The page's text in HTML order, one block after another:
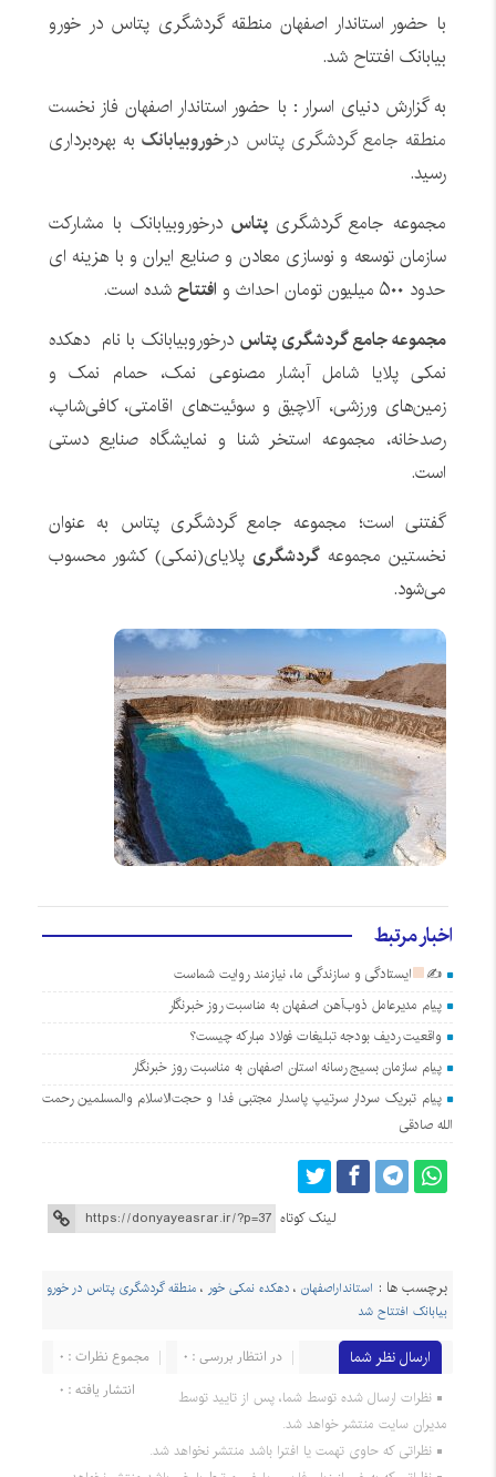
با حضور استاندار اصفهان منطقه گردشگری پتاس در خورو
بیابانک افتتاح شد.
به گزارش دنیای اسرار : با حضور استاندار اصفهان فاز نخست
منطقه جامع گردشگری پتاس درخوروبیابانک به بهره‌برداری
رسید.
مجموعه جامع گردشگریپتاس درخوروبیابانک با مشارکت
سازمان توسعه و نوسازی معادن و صنایع ایران و با هزینه ای
حدود ۵۰۰ میلیون تومان احداث و
افتتاحشده است.
مجموعه جامع گردشگری پتاس درخوروبیابانک با نام دهکده
نمکی پلایا شامل آبشار مصنوعی نمک، حمام نمک و
زمین‌های ورزشی، آلاچیق و سوئیت‌های اقامتی، کافی‌شاپ،
رصدخانه، مجموعه استخر شنا و نمایشگاه صنایع دستی
است.
گفتنی است؛ مجموعه جامع گردشگری پتاس به عنوان
نخستین مجموعهگردشگری پلایای(نمکی) کشور محسوب
می‌شود.
اخبار مرتبط
✍
ایستادگی و سازندگی ما، نیازمند روایت شماست
پیام مدیرعامل ذوب‌آهن اصفهان به مناسبت روز خبرنگار
واقعیت ردیف بودجه تبلیغات فولاد مبارکه چیست؟
پیام سازمان بسیج رسانه استان اصفهان به مناسبت روز خبرنگار
پیام تبریک سردار سرتیپ پاسدار مجتبی فدا و حجت‌الاسلام والمسلمین رحمت
الله صادقی
لینک کوتاه
برچسب ها : استانداراصفهان ،دهکده نمکی خور ، منطقه گردشگری پتاس در خورو
بیابانک افتتاح شد
ارسال نظر شما مجموع نظرات : 0
در انتظار بررسی : 0
انتشار یافته : 0
نظرات ارسال شده توسط شما، پس از تایید توسط
مدیران سایت منتشر خواهد شد.
نظراتی که حاوی تهمت یا افترا باشد منتشر نخواهد شد.